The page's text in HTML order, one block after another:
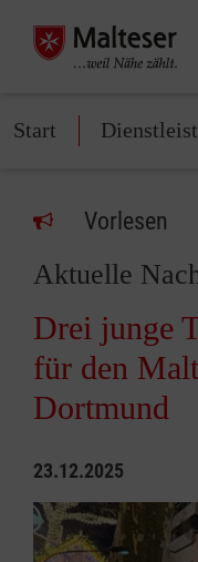
Start
Vorlesen
Aktuelle
Drei junge
für den
Dortmund
23.12.2025